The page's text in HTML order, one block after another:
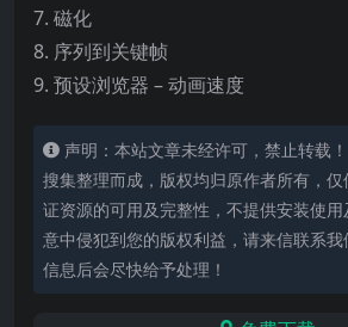
7. 磁化
8. 序列到关键帧
9. 预设浏览器 – 动画速度
声明：本站文章未经许可，禁止转载
搜集整理而成，版权均归原作者所有，
证资源的可用及完整性，不提供安装使
意中侵犯到您的版权利益，请来信联系
信息后会尽快给予处理！